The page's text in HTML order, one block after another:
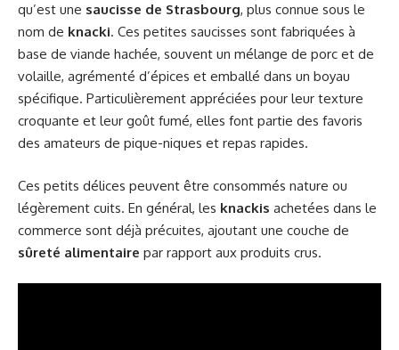
qu’est une saucisse de Strasbourg, plus connue sous le
nom de knacki. Ces petites saucisses sont fabriquées à
base de viande hachée, souvent un mélange de porc et de
volaille, agrémenté d’épices et emballé dans un boyau
spécifique. Particulièrement appréciées pour leur texture
croquante et leur goût fumé, elles font partie des favoris
des amateurs de pique-niques et repas rapides.
Ces petits délices peuvent être consommés nature ou
légèrement cuits. En général, les knackis achetées dans le
commerce sont déjà précuites, ajoutant une couche de
sûreté alimentaire par rapport aux produits crus.